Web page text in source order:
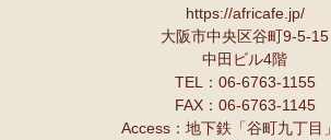
https://africafe.jp/
大阪市中央区谷町9-5-15
中田ビル4階
TEL：06-6763-1155
FAX：06-6763-1145
Access：地下鉄「谷町九丁目